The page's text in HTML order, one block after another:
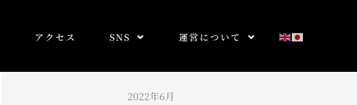
アクセス SNS 運営について
2022年6月